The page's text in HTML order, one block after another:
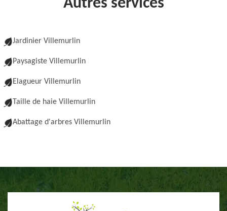
Autres services
Jardinier Villemurlin
Paysagiste Villemurlin
Elagueur Villemurlin
Taille de haie Villemurlin
Abattage d'arbres Villemurlin